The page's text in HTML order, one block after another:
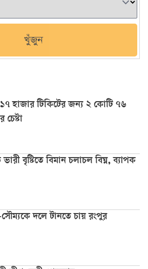
খুঁজুন
১৭ হাজার টিকিটের জন্য ২ কোটি ৭৬
চেষ্টা
ভারী বৃষ্টিতে বিমান চলাচল বিঘ্ন, ব্যাপক
দলে টানতে চায় রংপুর